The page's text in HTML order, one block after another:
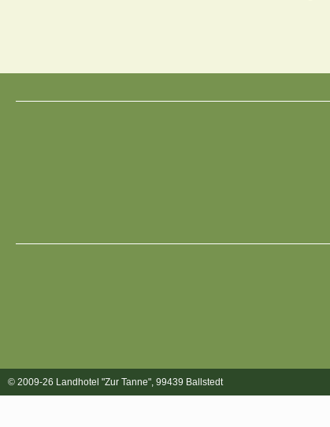
© 2009-26 Landhotel "Zur Tanne", 99439 Ballstedt